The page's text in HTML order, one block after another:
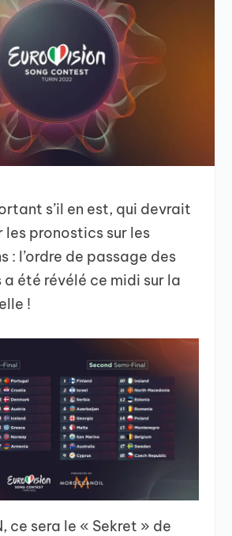
s’il en est, qui devrait
les pronostics sur les
: l’ordre de passage des
été révélé ce midi sur la
!
ce sera le « Sekret » de